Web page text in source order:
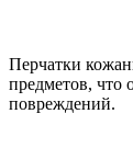
Перчатки
предметов, что
повреждений.